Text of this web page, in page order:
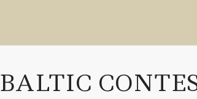
BALTIC